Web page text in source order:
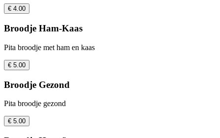
€ 4.00
Broodje Ham-Kaas
Pita broodje met ham en kaas
€ 5.00
Broodje Gezond
Pita broodje gezond
€ 5.00